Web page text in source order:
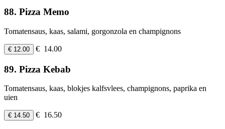
88. Pizza Memo
Tomatensaus, kaas, salami, gorgonzola en champignons
€ 12.00 € 14.00
89. Pizza Kebab
Tomatensaus, kaas, blokjes kalfsvlees, champignons, paprika en
uien
€ 14.50 € 16.50